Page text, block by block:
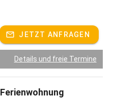
JETZT ANFRAGEN
Details und freie Termine
Ferienwohnung